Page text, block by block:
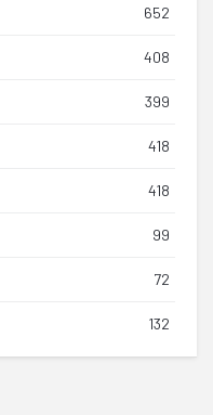
652
408
399
418
418
99
72
132